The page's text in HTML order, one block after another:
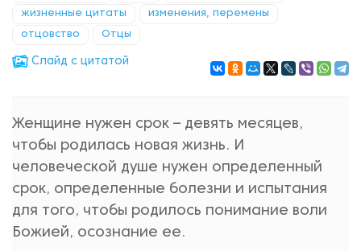
жизненные цитаты изменения, перемены
отцовство Отцы
Cлайд с цитатой
Женщине нужен срок – девять месяцев,
чтобы родилась новая жизнь. И
человеческой душе нужен определенный
срок, определенные болезни и испытания
для того, чтобы родилось понимание воли
Божией, осознание ее.